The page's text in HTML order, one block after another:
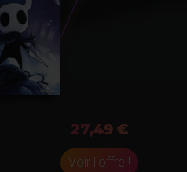
27,49 €
Voir l'offre !